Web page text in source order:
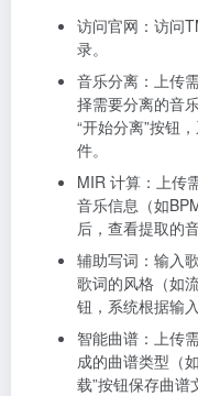
访问官网：访问
录。
音乐分离：上传
择需要分离的音
“开始分离”按钮
件。
MIR 计算：上传
音乐信息（如
后，查看提取的
辅助写词：输入
歌词的风格（如
钮，系统根据输
智能曲谱：上传
成的曲谱类型（
载”按钮保存曲谱